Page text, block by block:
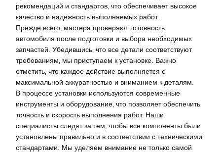
рекомендаций и стандартов‚ что обеспечивает высокое
качество и надежность выполняемых работ.
Прежде всего‚ мастера проверяют готовность
автомобиля после подготовки и выбора необходимых
запчастей. Убедившись‚ что все детали соответствуют
требованиям‚ мы приступаем к установке. Важно
отметить‚ что каждое действие выполняется с
максимальной аккуратностью и вниманием к деталям.
В процессе установки используются современные
инструменты и оборудование‚ что позволяет обеспечить
точность и скорость выполнения работ. Наши
специалисты следят за тем‚ чтобы все компоненты были
установлены правильно и в соответствии с техническими
стандартами. Мы уделяем внимание не только самой